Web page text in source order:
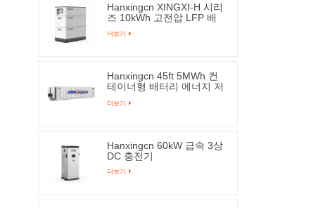
Hanxingcn XINGXI-H 시리
즈 10kWh 고전압 LFP 배
더보기
Hanxingcn 45ft 5MWh 컨
테이너형 배터리 에너지 저
장 시스템
더보기
Hanxingcn 60kW 급속 3상
DC 충전기
더보기